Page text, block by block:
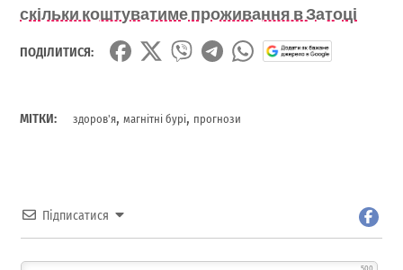
скільки коштуватиме проживання в Затоці
ПОДІЛИТИСЯ:
МІТКИ: здоров'я,магнітні бурі, прогнози
Підписатися